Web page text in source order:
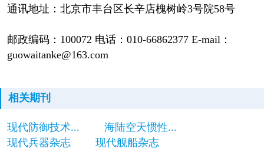
通讯地址：北京市丰台区长辛店槐树岭3号院58号
邮政编码：100072 电话：010-66862377 E-mail：
guowaitanke@163.com
相关期刊
现代防御技术...
海陆空天惯性...
现代兵器杂志
现代舰船杂志